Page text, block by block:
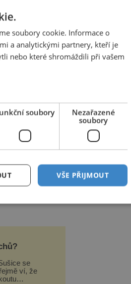
ani od těch se
u
se
ví, že
soubory cookie. Informace o
a analytickými partnery, kteří je
nebo které shromáždili při vašem
soubory
Nezařazené
soubory
VŠE PŘIJMOUT